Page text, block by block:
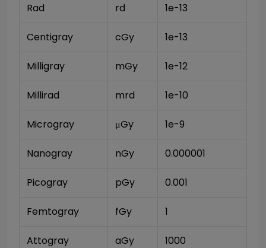
Rad rd 1e-13
Centigray cGy 1e-13
Milligray mGy 1e-12
Millirad mrd 1e-10
Microgray μGy 1e-9
Nanogray nGy 0.000001
Picogray pGy 0.001
Femtogray fGy 1
Attogray aGy 1000